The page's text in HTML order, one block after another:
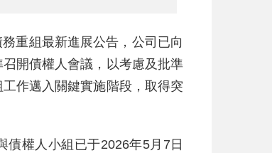
重組最新進展公告，公司已向
開債權人會議，以考慮及批準
作邁入關鍵實施階段，取得突
債權人小組已于2026年5月7日